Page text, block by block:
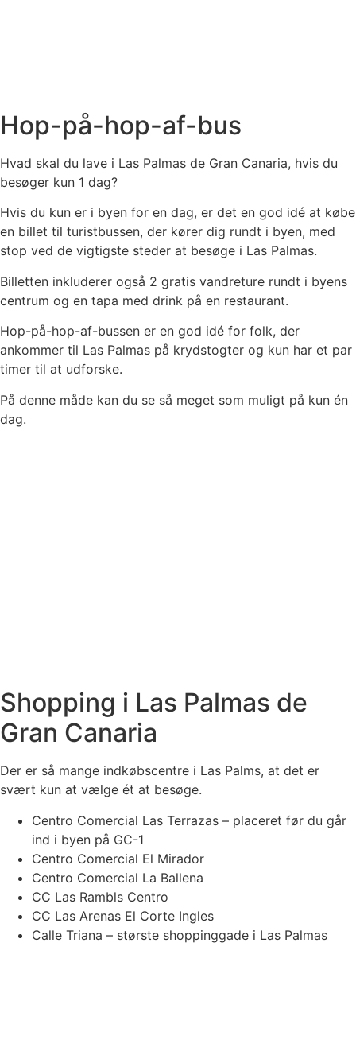
Hop-på-hop-af-bus
Hvad skal du lave i Las Palmas de Gran Canaria, hvis du
besøger kun 1 dag?
Hvis du kun er i byen for en dag, er det en god idé at købe
en billet til turistbussen, der kører dig rundt i byen, med
stop ved de vigtigste steder at besøge i Las Palmas.
Billetten inkluderer også 2 gratis vandreture rundt i byens
centrum og en tapa med drink på en restaurant.
Hop-på-hop-af-bussen er en god idé for folk, der
ankommer til Las Palmas på krydstogter og kun har et par
timer til at udforske.
På denne måde kan du se så meget som muligt på kun én
dag.
Shopping i Las Palmas de
Gran Canaria
Der er så mange indkøbscentre i Las Palms, at det er
svært kun at vælge ét at besøge.
Centro Comercial Las Terrazas – placeret før du går
ind i byen på GC-1
Centro Comercial El Mirador
Centro Comercial La Ballena
CC Las Rambls Centro
CC Las Arenas El Corte Ingles
Calle Triana – største shoppinggade i Las Palmas